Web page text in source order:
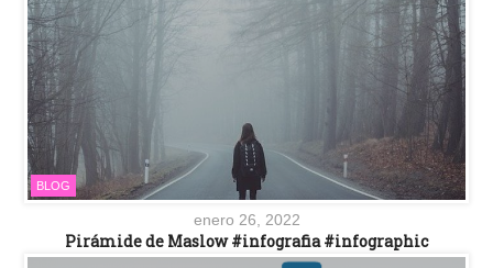
BLOG
enero 26, 2022
Pirámide de Maslow #infografia #infographic